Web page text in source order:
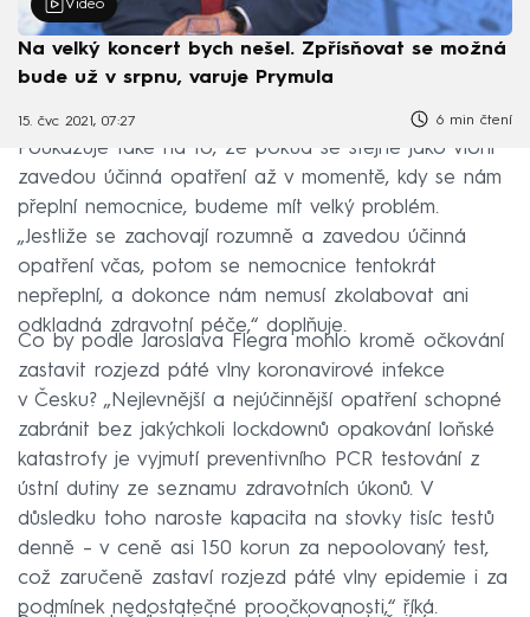
Video
Na velký koncert bych nešel. Zpřísňovat se možná
bude už v srpnu, varuje Prymula
15. čvc 2021, 07:27 6 min čtení
Poukazuje také na to, že pokud se stejně jako vloni
zavedou účinná opatření až v momentě, kdy se nám
přeplní nemocnice, budeme mít velký problém.
„Jestliže se zachovají rozumně a zavedou účinná
opatření včas, potom se nemocnice tentokrát
nepřeplní, a dokonce nám nemusí zkolabovat ani
odkladná zdravotní péče,“ doplňuje.
Co by podle Jaroslava Flegra mohlo kromě očkování
zastavit rozjezd páté vlny koronavirové infekce
v Česku? „Nejlevnější a nejúčinnější opatření schopné
zabránit bez jakýchkoli lockdownů opakování loňské
katastrofy je vyjmutí preventivního PCR testování z
ústní dutiny ze seznamu zdravotních úkonů. V
důsledku toho naroste kapacita na stovky tisíc testů
denně – v ceně asi 150 korun za nepoolovaný test,
což zaručeně zastaví rozjezd páté vlny epidemie i za
podmínek nedostatečné proočkovanosti,“ říká.